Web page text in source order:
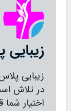
زیبایی
زیبایی
در تلاش
اختیار شما